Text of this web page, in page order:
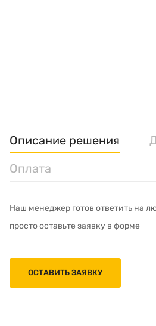
Описание решения
Оплата
Наш менеджер готов ответить на
просто оставьте заявку в форме
ОСТАВИТЬ ЗАЯВКУ